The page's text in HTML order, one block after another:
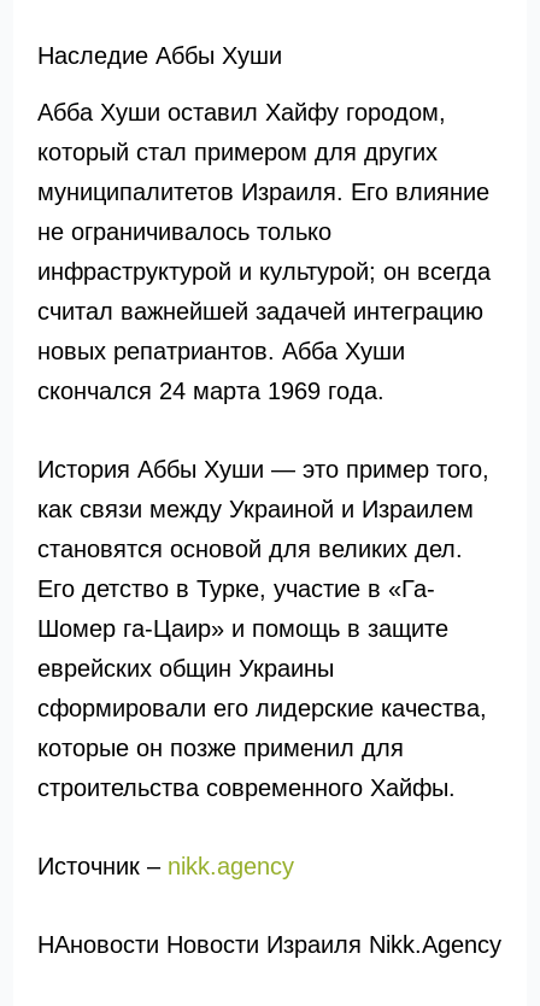
Наследие Аббы Хуши
Абба Хуши оставил Хайфу городом,
который стал примером для других
муниципалитетов Израиля. Его влияние
не ограничивалось только
инфраструктурой и культурой; он всегда
считал важнейшей задачей интеграцию
новых репатриантов. Абба Хуши
скончался 24 марта 1969 года.
История Аббы Хуши — это пример того,
как связи между Украиной и Израилем
становятся основой для великих дел.
Его детство в Турке, участие в «Га-
Шомер га-Цаир» и помощь в защите
еврейских общин Украины
сформировали его лидерские качества,
которые он позже применил для
строительства современного Хайфы.
Источник – nikk.agency
НАновости Новости Израиля Nikk.Agency